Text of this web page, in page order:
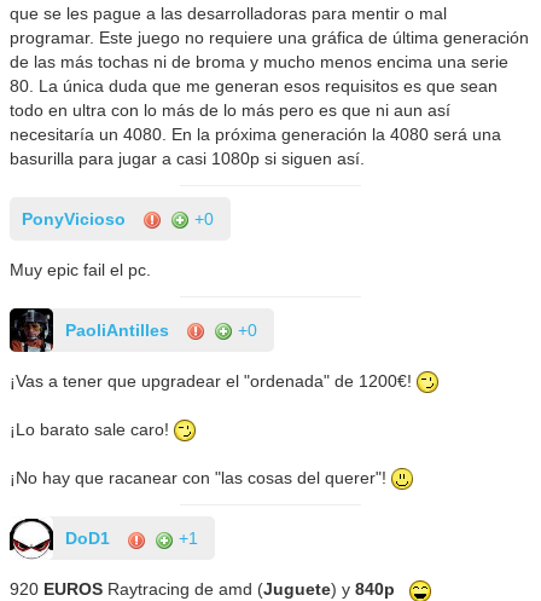
que se les pague a las desarrolladoras para mentir o mal
programar. Este juego no requiere una gráfica de última generación
de las más tochas ni de broma y mucho menos encima una serie
80. La única duda que me generan esos requisitos es que sean
todo en ultra con lo más de lo más pero es que ni aun así
necesitaría un 4080. En la próxima generación la 4080 será una
basurilla para jugar a casi 1080p si siguen así.
PonyVicioso +0
Muy epic fail el pc.
PaoliAntilles +0
¡Vas a tener que upgradear el "ordenada" de 1200€!
¡Lo barato sale caro!
¡No hay que racanear con "las cosas del querer"!
DoD1 +1
920 EUROS Raytracing de amd (Juguete) y840p